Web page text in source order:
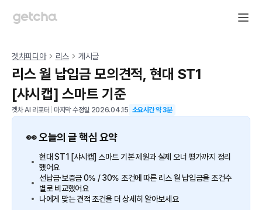
겟차피디아 리스 게시글
리스 월 납입금 모의견적, 현대 ST1
[샤시캡] 스마트 기준
겟차 AI 리포터 마지막 수정일 2026.04.15 소요시간 약3분
👀 오늘의 글 핵심 요약
현대 ST1 [샤시캡] 스마트 기본 제원과 실제 오너 평가까지 정리
했어요
선납금·보증금 0% / 30% 조건에 따른 리스 월 납입금을 조건수
별로 비교했어요
나에게 맞는 견적 조건을 더 상세히 알아보세요